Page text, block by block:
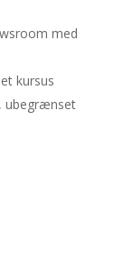
med
kursus
ubegrænset